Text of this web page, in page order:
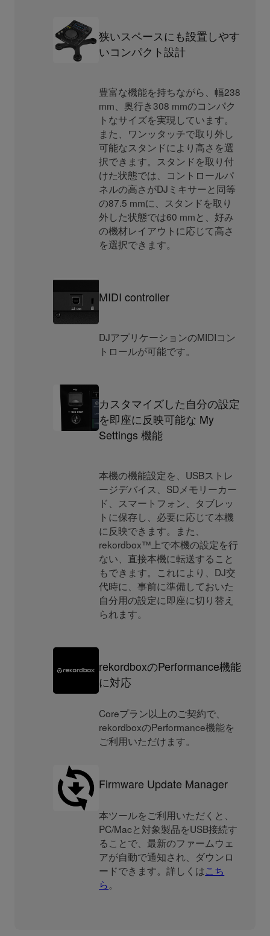
狭いスペースにも設置しやす
いコンパクト設計
豊富な機能を持ちながら、幅238
mm、奥行き308 mmのコンパク
トなサイズを実現しています。
また、ワンッタッチで取り外し
可能なスタンドにより高さを選
択できます。スタンドを取り付
けた状態では、コントロールパ
ネルの高さがDJミキサーと同等
の87.5 mmに、スタンドを取り
外した状態では60 mmと、好み
の機材レイアウトに応じて高さ
を選択できます。
MIDI controller
DJアプリケーションのMIDIコン
トロールが可能です。
カスタマイズした自分の設定
を即座に反映可能な My
Settings 機能
本機の機能設定を、USBストレ
ージデバイス、SDメモリーカー
ド、スマートフォン、タブレッ
トに保存し、必要に応じて本機
に反映できます。また、
rekordbox™上で本機の設定を行
ない、直接本機に転送すること
もできます。これにより、DJ交
代時に、事前に準備しておいた
自分用の設定に即座に切り替え
られます。
rekordboxのPerformance機能
に対応
Coreプラン以上のご契約で、
rekordboxのPerformance機能を
ご利用いただけます。
Firmware Update Manager
本ツールをご利用いただくと、
PC/Macと対象製品をUSB接続す
ることで、最新のファームウェ
アが自動で通知され、ダウンロ
ードできます。詳しくはこち
ら。